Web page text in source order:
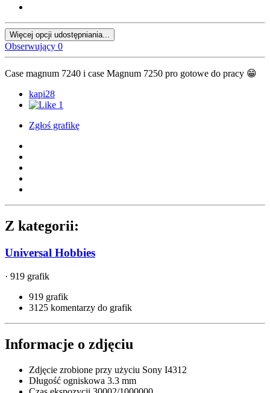
Więcej opcji udostępniania...
Obserwujący 0
Case magnum 7240 i case Magnum 7250 pro gotowe do pracy 😁
kapi28
1
Zgłoś grafikę
Z kategorii:
Universal Hobbies
· 919 grafik
919 grafik
3125 komentarzy do grafik
Informacje o zdjęciu
Zdjęcie zrobione przy użyciu Sony I4312
Długość ogniskowa 3.3 mm